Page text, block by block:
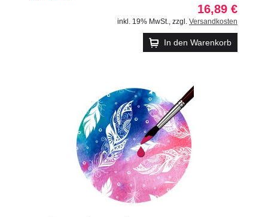
16,89 €
inkl. 19% MwSt. zzgl. Versandkosten
In den Warenkorb